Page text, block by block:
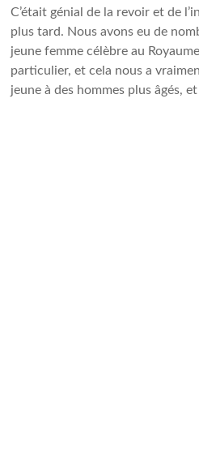
C’était génial de la revoir et de
plus tard. Nous avons eu de
jeune femme célèbre au
particulier, et cela nous a
jeune à des hommes plus âgés,